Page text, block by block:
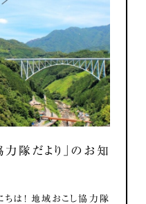
隊だより」のお知
は！ 地域おこし協力隊